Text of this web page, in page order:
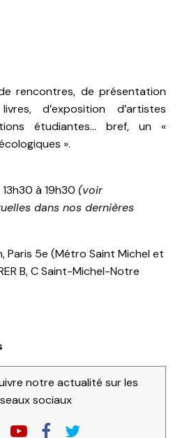
rencontres, de présentation
d’exposition d’artistes
étudiantes… bref, un «
».
à 19h30 (voir
dans nos dernières
Paris 5e (Métro Saint Michel et
B, C Saint-Michel-Notre
notre actualité sur les
sociaux